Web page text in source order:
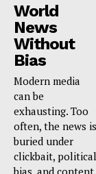
World
News
Without
Bias
Modern media
can be
exhausting. Too
often, the news is
buried under
clickbait, political
bias, and content